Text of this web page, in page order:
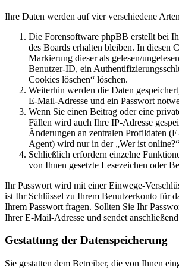
Ihre Daten werden auf vier verschiedene
Die Forensoftware phpBB erstellt bei
des Boards erhalten bleiben. In diesen
Markierung dieser als gelesen/
Benutzer-ID, ein
Cookies löschen“ löschen.
Weiterhin werden die Daten
E-Mail-Adresse und ein Passwort
Wenn Sie einen Beitrag oder eine
Fällen wird auch Ihre IP-Adresse
Änderungen an zentralen Profildaten
Agent) wird nur in der „Wer ist
Schließlich erfordern einzelne
von Ihnen gesetzte Lesezeichen oder
Ihr Passwort wird mit einer Einwege-
ist Ihr Schlüssel zu Ihrem Benutzerkonto für
Ihrem Passwort fragen. Sollten Sie Ihr
Ihrer E-Mail-Adresse und sendet
Gestattung der Datenspeicherung
Sie gestatten dem Betreiber, die von Ihnen